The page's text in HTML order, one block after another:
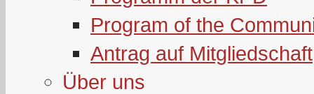
Program of the
Antrag auf Mitgliedschaft
Über uns